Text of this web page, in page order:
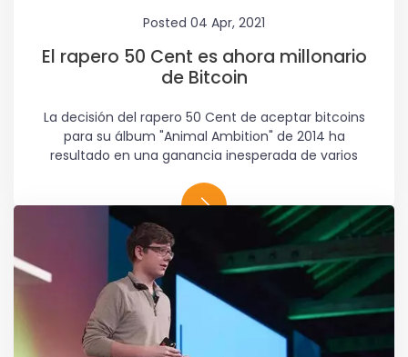
Posted 04 Apr, 2021
El rapero 50 Cent es ahora millonario
de Bitcoin
La decisión del rapero 50 Cent de aceptar bitcoins
para su álbum "Animal Ambition" de 2014 ha
resultado en una ganancia inesperada de varios